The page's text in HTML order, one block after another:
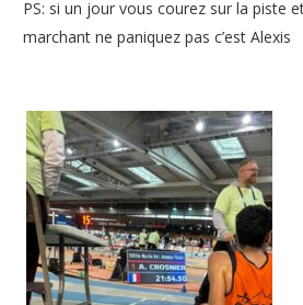
PS: si un jour vous courez sur la piste
marchant ne paniquez pas c’est Alexis